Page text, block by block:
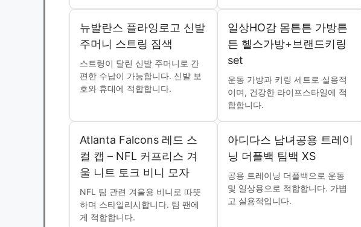
뉴발란스 플라잉로고 신발
주머니 스트링 짐색
스트링이 달린 신발 주머니로 간
편한 수납이 가능합니다. 신발 보
호와 휴대에 적합합니다.
일상HO감 몸튼튼 가방튼
튼 헬스가방+브랜드키링
set
운동 가방과 키링 세트로 실용적
이며, 건강한 라이프스타일에 적
합합니다.
Atlanta Falcons 레드 스
컬 캡 – NFL 커프리스 겨
울 니트 토크 비니 모자
NFL 팀 관련 겨울용 비니로 따뜻
하며 스타일리시합니다. 팀 팬에
게 적합합니다.
아디다스 남녀공용 트레이
닝 더플백 팀백 XS
공용 트레이닝 더플백으로 운동
및 일상용으로 적합합니다. 가볍
고 실용적입니다.